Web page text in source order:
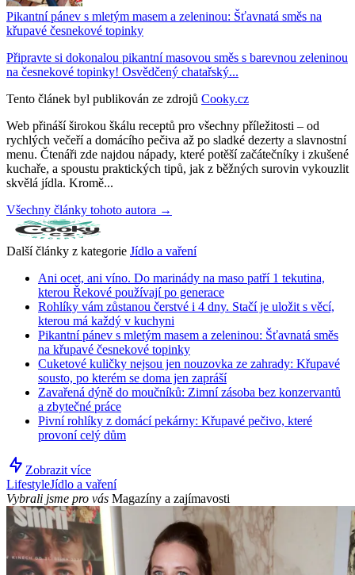
Pikantní pánev s mletým masem a zeleninou: Šťavnatá směs na
křupavé česnekové topinky
Připravte si dokonalou pikantní masovou směs s barevnou zeleninou
na česnekové topinky! Osvědčený chatařský...
Tento článek byl publikován ze zdrojů Cooky.cz
Web přináší širokou škálu receptů pro všechny příležitosti – od
rychlých večeří a domácího pečiva až po sladké dezerty a slavnostní
menu. Čtenáři zde najdou nápady, které potěší začátečníky i zkušené
kuchaře, a spoustu praktických tipů, jak z běžných surovin vykouzlit
skvělá jídla. Kromě...
Všechny články tohoto autora →
Další články z kategorie Jídlo a vaření
Ani ocet, ani víno. Do marinády na maso patří 1 tekutina,
kterou Řekové používají po generace
Rohlíky vám zůstanou čerstvé i 4 dny. Stačí je uložit s věcí,
kterou má každý v kuchyni
Pikantní pánev s mletým masem a zeleninou: Šťavnatá směs
na křupavé česnekové topinky
Cuketové kuličky nejsou jen nouzovka ze zahrady: Křupavé
sousto, po kterém se doma jen zapráší
Zavařená dýně do moučníků: Zimní zásoba bez konzervantů
a zbytečné práce
Pivní rohlíky z domácí pekárny: Křupavé pečivo, které
provoní celý dům
Zobrazit více
LifestyleJídlo a vaření
Vybrali jsme pro vás Magazíny a zajímavosti